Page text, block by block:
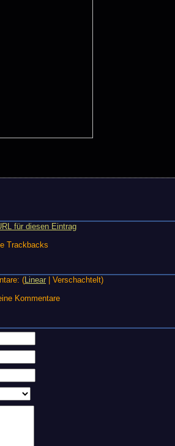
für diesen Eintrag
Trackbacks
(Linear | Verschachtelt)
Kommentare